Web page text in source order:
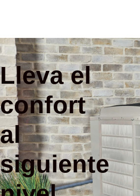
Lleva el
confort
al
siguiente